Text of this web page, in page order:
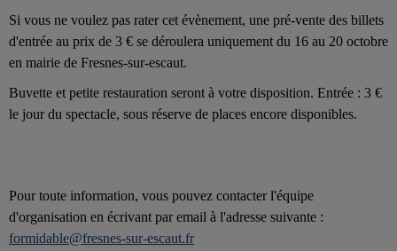
Si vous ne voulez pas rater cet évènement, une pré-vente des billets
d'entrée au prix de 3 € se déroulera uniquement du 16 au 20 octobre
en mairie de Fresnes-sur-escaut.
Buvette et petite restauration seront à votre disposition. Entrée : 3 €
le jour du spectacle, sous réserve de places encore disponibles.
Pour toute information, vous pouvez contacter l'équipe
d'organisation en écrivant par email à l'adresse suivante :
formidable@fresnes-sur-escaut.fr